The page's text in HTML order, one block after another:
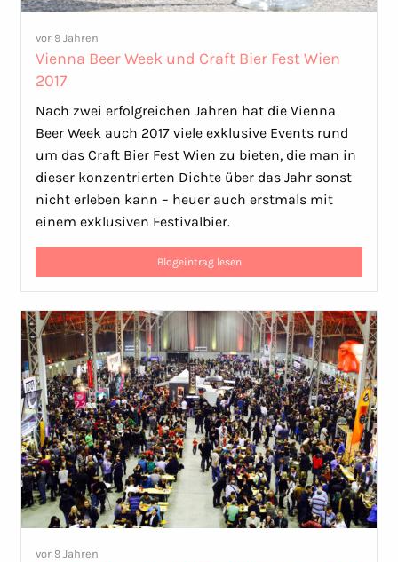
vor 9 Jahren
Vienna Beer Week und Craft Bier Fest Wien
2017
Nach zwei erfolgreichen Jahren hat die Vienna
Beer Week auch 2017 viele exklusive Events rund
um das Craft Bier Fest Wien zu bieten, die man in
dieser konzentrierten Dichte über das Jahr sonst
nicht erleben kann – heuer auch erstmals mit
einem exklusiven Festivalbier.
Blogeintrag lesen
vor 9 Jahren